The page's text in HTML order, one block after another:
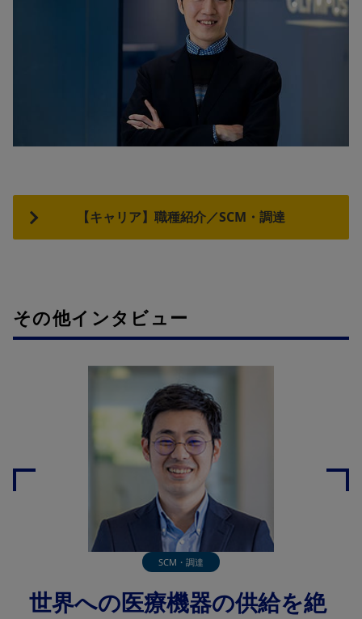
【キャリア】職種紹介／SCM・調達
その他インタビュー
SCM・調達
世界への医療機器の供給を絶